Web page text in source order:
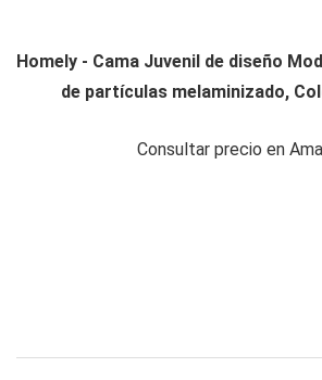
Homely - Cama Juvenil de diseño
de partículas melaminizado,
Consultar precio en